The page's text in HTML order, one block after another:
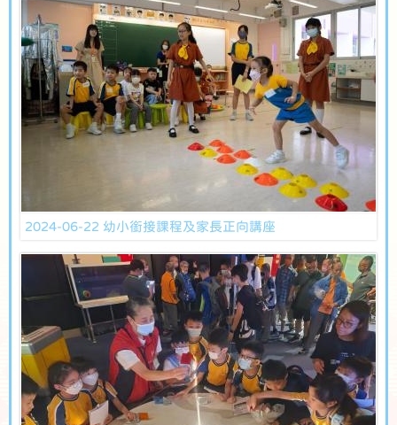
2024-06-22 幼小銜接課程及家長正向講座